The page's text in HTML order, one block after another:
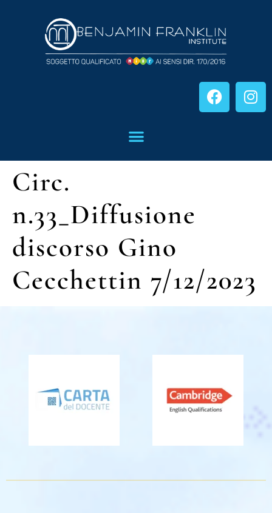
Circ.
n.33_Diffusione
discorso Gino
Cecchettin 7/12/2023